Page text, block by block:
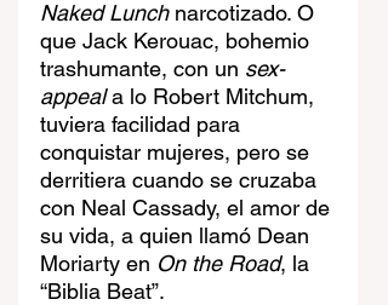
Naked Lunch narcotizado. O
que Jack Kerouac, bohemio
trashumante, con un sex-
appeal a lo Robert Mitchum,
tuviera facilidad para
conquistar mujeres, pero se
derritiera cuando se cruzaba
con Neal Cassady, el amor de
su vida, a quien llamó Dean
Moriarty en On the Road, la
“Biblia Beat”.